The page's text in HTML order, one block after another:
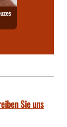
Sie uns